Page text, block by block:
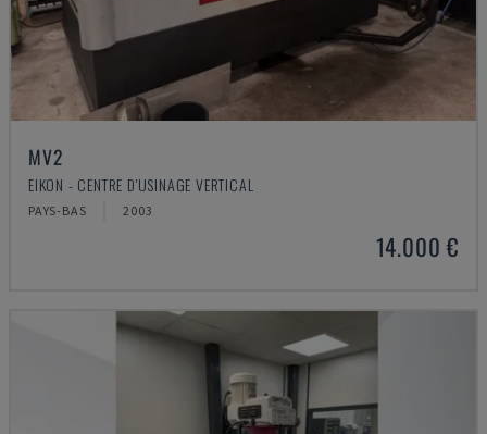
MV2
EIKON - CENTRE D'USINAGE VERTICAL
PAYS-BAS 2003
14.000 €